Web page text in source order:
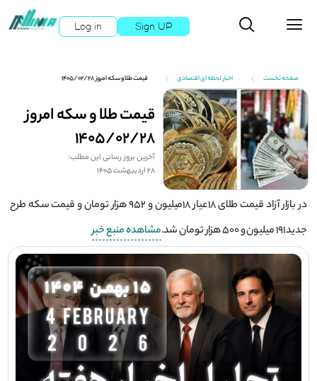
Log in Sign UP
صفحه نخست اخبار لحظه ای اقتصادی قیمت طلا و سکه امروز ۱۴۰۵/۰۲/۲۸
قیمت طلا و سکه امروز
۱۴۰۵/۰۲/۲۸
آخرین بروز رسانی این مطلب:
28 اردیبهشت 1405
در بازار آزاد قیمت طلای ۱۸عیار ۱۸میلیون و ۹۵۲ هزار تومان و قیمت سکه طرح
جدید ۱۹۱ میلیون و ۵۰۰ هزار تومان شد.
مشاهده منبع خبر